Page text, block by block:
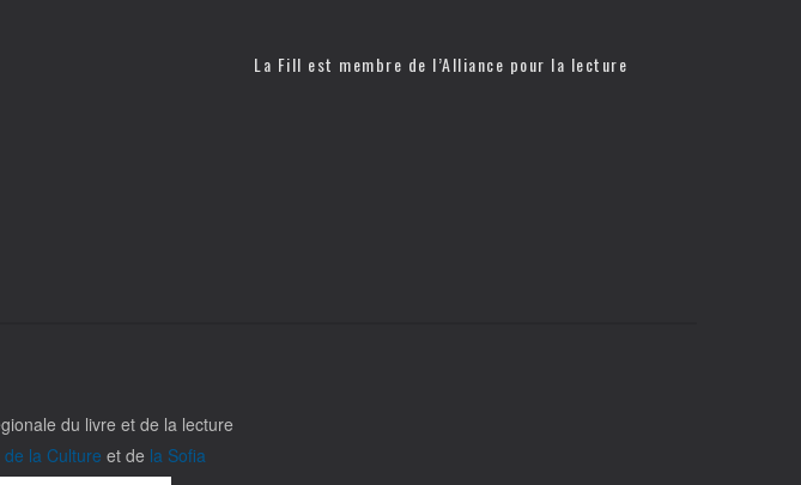
La Fill est membre de l’Alliance pour la lecture
du livre et de la lecture
la Culture et de la Sofia